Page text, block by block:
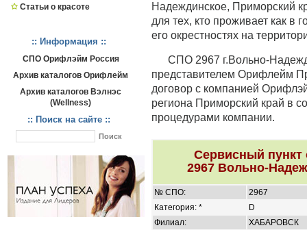
Статьи о красоте
:: Информация ::
СПО Орифлэйм Россия
Архив каталогов Орифлейм
Архив каталогов Вэлнэс
(Wellness)
:: Поиск на сайте ::
Надеждинское, Приморский
для тех, кто проживает как в
его окрестностях на
СПО 2967 г.Вольно-
представителем Орифлейм
договор с компанией
региона Приморский край в
процедурами компании.
Сервисный
2967 Вольно-
№ СПО:
2967
Категория: *
D
Филиал:
ХАБАРОВСК